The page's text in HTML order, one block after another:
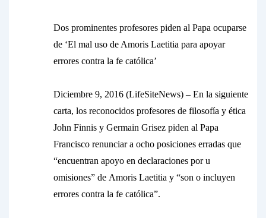
Dos prominentes profesores piden al Papa ocuparse
de ‘El mal uso de Amoris Laetitia para apoyar
errores contra la fe católica’
Diciembre 9, 2016 (LifeSiteNews) – En la siguiente
carta, los reconocidos profesores de filosofía y ética
John Finnis y Germain Grisez piden al Papa
Francisco renunciar a ocho posiciones erradas que
“encuentran apoyo en declaraciones por u
omisiones” de Amoris Laetitia y “son o incluyen
errores contra la fe católica”.